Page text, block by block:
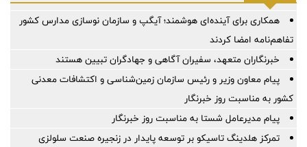
همکاری برای آینده‌ای هوشمند؛ آیگپ و سازمان نوسازی مدارس کشور
تفاهم‌نامه امضا کردند
خبرنگاران متعهد، سفیران آگاهی و جهادگران تبیین هستند
پیام معاون وزیر و رئیس سازمان زمین‌شناسی و اکتشافات معدنی
کشور به مناسبت روز خبرنگار
پیام مدیرعامل شستا به مناسبت روز خبرنگار
تمرکز هلدینگ تاسیکو بر توسعه پایدار در زنجیره صنعت سلولزی